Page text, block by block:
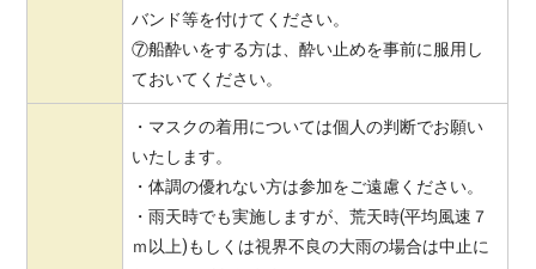
バンド等を付けてください。
⑦船酔いをする方は、酔い止めを事前に服用し
ておいてください。
・マスクの着用については個人の判断でお願い
いたします。
・体調の優れない方は参加をご遠慮ください。
・雨天時でも実施しますが、荒天時(平均風速７
ｍ以上)もしくは視界不良の大雨の場合は中止に